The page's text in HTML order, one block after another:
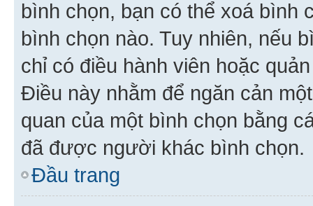
bình chọn, bạn có thể xoá bình
bình chọn nào. Tuy nhiên, nếu
chỉ có điều hành viên hoặc
Điều này nhằm để ngăn cản
quan của một bình chọn bằng
đã được người khác bình chọn.
Đầu trang